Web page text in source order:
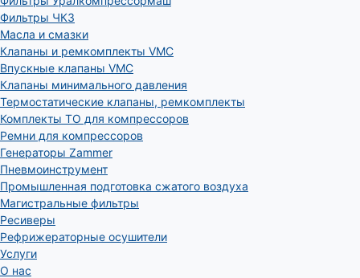
Фильтры ЧКЗ
Масла и смазки
Клапаны и ремкомплекты VMC
Впускные клапаны VMC
Клапаны минимального давления
Термостатические клапаны, ремкомплекты
Комплекты ТО для компрессоров
Ремни для компрессоров
Генераторы Zammer
Пневмоинструмент
Промышленная подготовка сжатого воздуха
Магистральные фильтры
Ресиверы
Рефрижераторные осушители
Услуги
О нас